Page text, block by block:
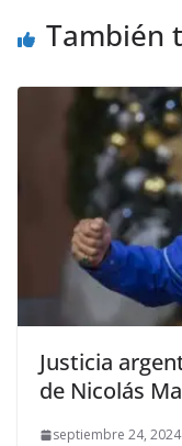
También
Justicia
de Nicolás
septiembre 24, 2024